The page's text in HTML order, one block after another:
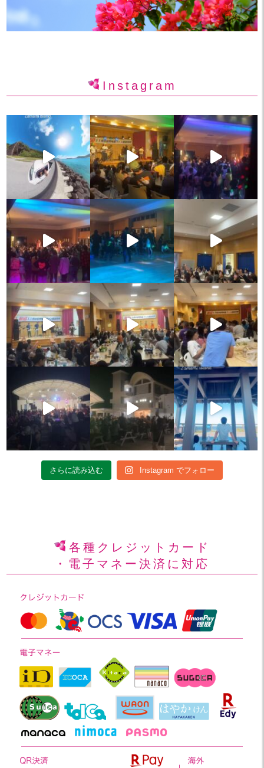
Instagram
さらに読み込む Instagram でフォロー
各種クレジットカード
・電子マネー決済に対応